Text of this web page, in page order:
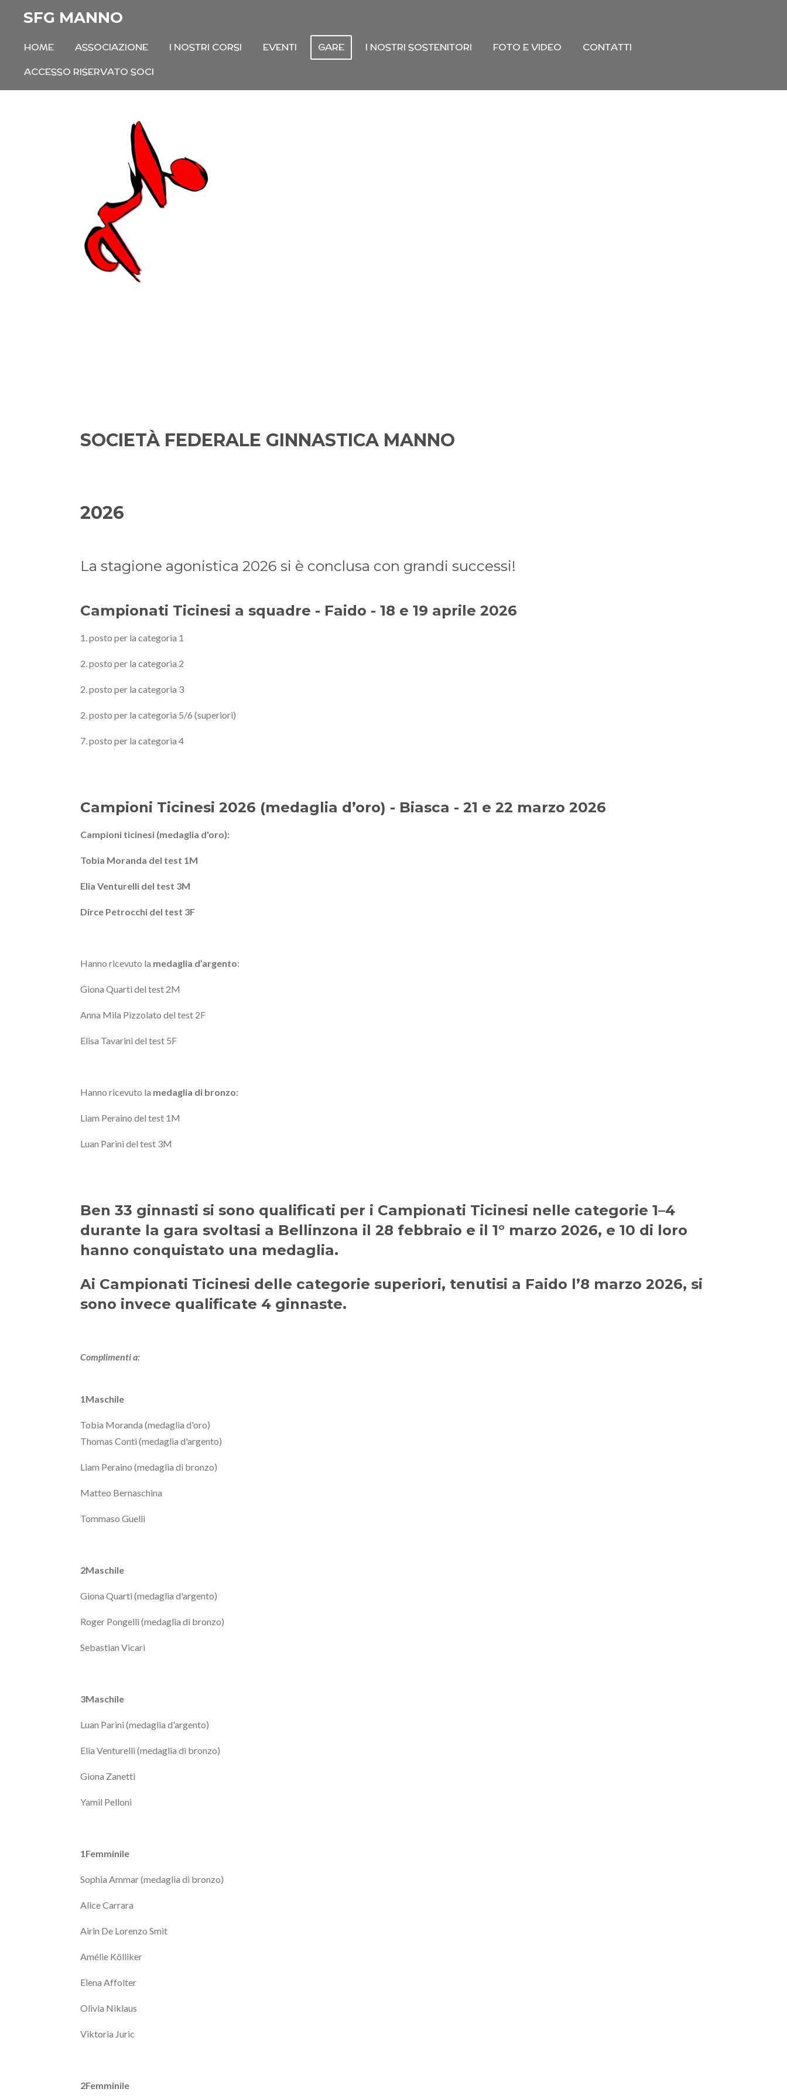
contenuto
SFG MANNO
HOME ASSOCIAZIONE I NOSTRI CORSI EVENTI GARE I NOSTRI SOSTENITORI FOTO E VIDEO
CONTATTI
ACCESSO RISERVATO SOCI
SOCIETÀ FEDERALE GINNASTICA MANNO
2026
La stagione agonistica 2026 si è conclusa con grandi successi!
Campionati Ticinesi a squadre - Faido - 18 e 19 aprile 2026
1. posto per la categoria 1
2. posto per la categoria 2
2. posto per la categoria 3
2. posto per la categoria 5/6 (superiori)
7. posto per la categoria 4
Campioni Ticinesi 2026 (medaglia d’oro) - Biasca - 21 e 22 marzo 2026
Campioni ticinesi (medaglia d'oro):
Tobia Moranda del test 1M
Elia Venturelli del test 3M
Dirce Petrocchi del test 3F
Hanno ricevuto la medaglia d’argento:
Giona Quarti del test 2M
Anna Mila Pizzolato del test 2F
Elisa Tavarini del test 5F
Hanno ricevuto la medaglia di bronzo:
Liam Peraino del test 1M
Luan Parini del test 3M
Ben 33 ginnasti si sono qualificati per i Campionati Ticinesi nelle categorie 1–4
durante la gara svoltasi a Bellinzona il 28 febbraio e il 1° marzo 2026, e 10 di loro
hanno conquistato una medaglia.
Ai Campionati Ticinesi delle categorie superiori, tenutisi a Faido l’8 marzo 2026, si
sono invece qualificate 4 ginnaste.
Complimenti a:
1Maschile
Tobia Moranda (medaglia d'oro)
Thomas Conti (medaglia d'argento)
Liam Peraino (medaglia di bronzo)
Matteo Bernaschina
Tommaso Guelli
2Maschile
Giona Quarti (medaglia d'argento)
Roger Pongelli (medaglia di bronzo)
Sebastian Vicari
3Maschile
Luan Parini (medaglia d'argento)
Elia Venturelli (medaglia di bronzo)
Giona Zanetti
Yamil Pelloni
1Femminile
Sophia Ammar (medaglia di bronzo)
Alice Carrara
Airin De Lorenzo Smit
Amélie Kölliker
Elena Affolter
Olivia Niklaus
Viktoria Juric
2Femminile